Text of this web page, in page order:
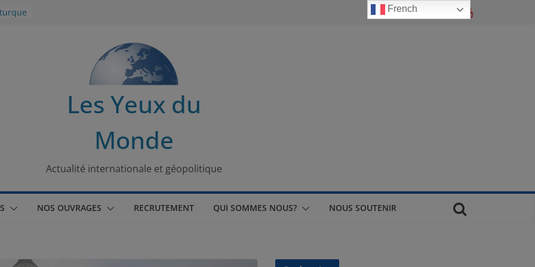
Les Yeux du
Monde
Actualité internationale et géopolitique
NOS OUVRAGES RECRUTEMENT QUI SOMMES NOUS? NOUS SOUTENIR
French